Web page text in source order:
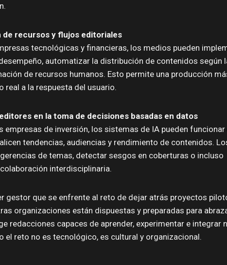
de recursos y flujos editoriales
tecnológicas y financieras, los medios pueden
automatizar la distribución de contenidos según
de recursos humanos. Esto permite una producción
real a la respuesta del usuario.
en la toma de decisiones basadas en datos
empresas de inversión, los sistemas de IA pueden
tendencias, audiencias y rendimiento de contenidos.
de temas, detectar sesgos en coberturas o incluso
interdisciplinaria.
gestor que se enfrente al reto de dejar atrás proyectos
organizaciones están dispuestas y preparadas para
redacciones capaces de aprender, experimentar e integrar
el reto no es tecnológico, es cultural y organizacional.